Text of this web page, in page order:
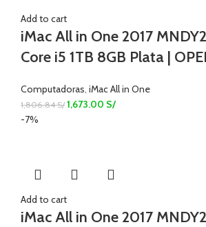
Add to cart
iMac All in One 2017
Core i5 1TB 8GB Plata |
Computadoras iMac All in One
1,806.84S/ 1,673.00 S/
-7%
Add to cart
iMac All in One 2017